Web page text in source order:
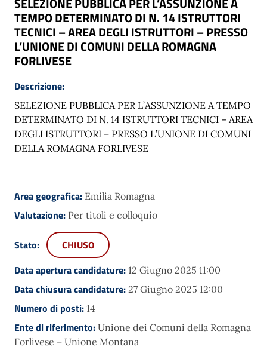
TEMPO DETERMINATO DI N. 14 ISTRUTTORI
TECNICI – AREA DEGLI ISTRUTTORI – PRESSO
L’UNIONE DI COMUNI DELLA ROMAGNA
FORLIVESE
Descrizione:
SELEZIONE PUBBLICA PER L’ASSUNZIONE A TEMPO
DETERMINATO DI N. 14 ISTRUTTORI TECNICI – AREA
DEGLI ISTRUTTORI – PRESSO L’UNIONE DI COMUNI
DELLA ROMAGNA FORLIVESE
Area geografica: Emilia Romagna
Valutazione: Per titoli e colloquio
Stato:
CHIUSO
Data apertura candidature: 12 Giugno 2025 11:00
Data chiusura candidature: 27 Giugno 2025 12:00
Numero di posti: 14
Ente di riferimento: Unione dei Comuni della Romagna
Forlivese – Unione Montana